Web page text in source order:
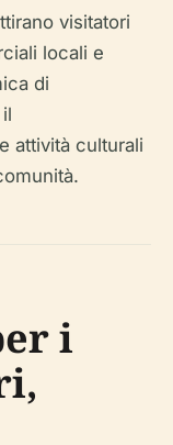
visitatori
locali e
di
attività culturali
i